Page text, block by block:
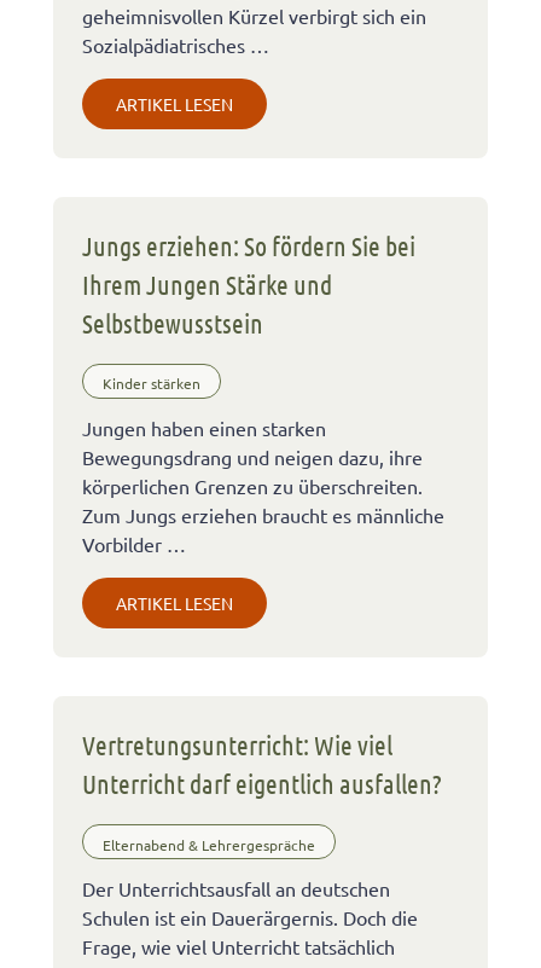
geheimnisvollen Kürzel verbirgt sich ein
Sozialpädiatrisches …
ARTIKEL LESEN
Jungs erziehen: So fördern Sie bei
Ihrem Jungen Stärke und
Selbstbewusstsein
Kinder stärken
Jungen haben einen starken
Bewegungsdrang und neigen dazu, ihre
körperlichen Grenzen zu überschreiten.
Zum Jungs erziehen braucht es männliche
Vorbilder …
ARTIKEL LESEN
Vertretungsunterricht: Wie viel
Unterricht darf eigentlich ausfallen?
Elternabend & Lehrergespräche
Der Unterrichtsausfall an deutschen
Schulen ist ein Dauerärgernis. Doch die
Frage, wie viel Unterricht tatsächlich